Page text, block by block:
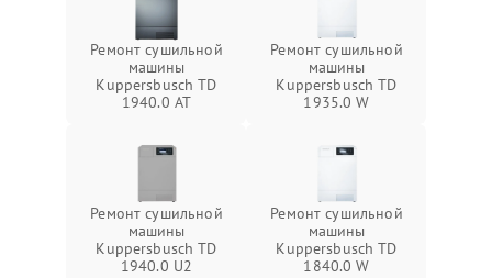
Ремонт сушильной
машины
Kuppersbusch TD
1940.0 AT
Ремонт сушильной
машины
Kuppersbusch TD
1935.0 W
Ремонт сушильной
машины
Kuppersbusch TD
1940.0 U2
Ремонт сушильной
машины
Kuppersbusch TD
1840.0 W